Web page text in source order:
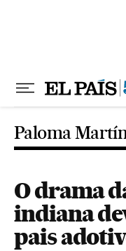
Paloma
O drama
indiana
pais